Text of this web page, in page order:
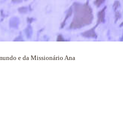
e da Missionário Ana